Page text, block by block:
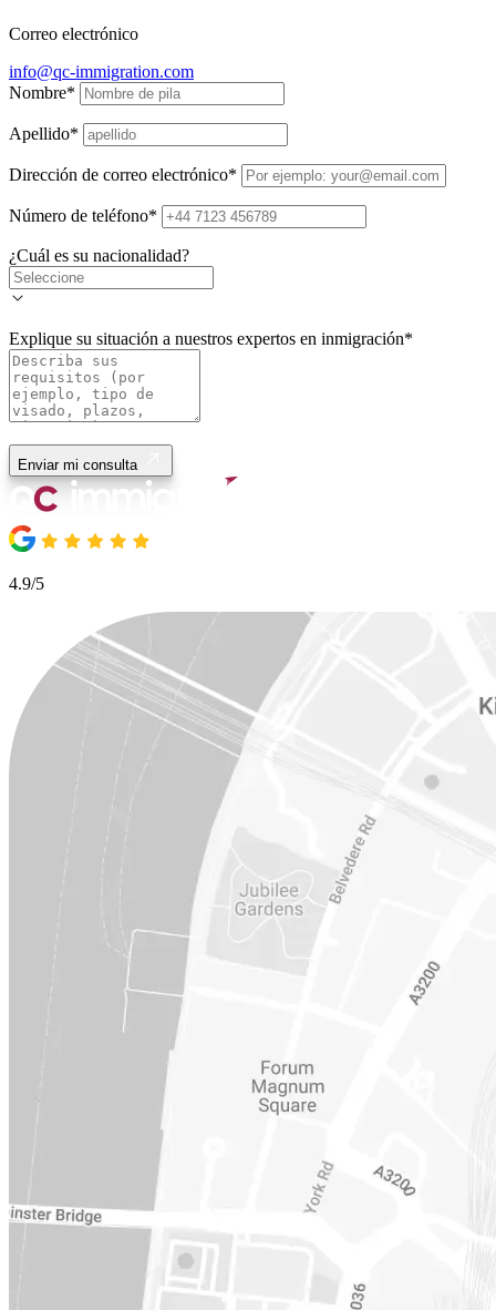
Correo electrónico
info@qc-immigration.com
Nombre*
Apellido*
Dirección de correo electrónico*
Número de teléfono*
¿Cuál es su nacionalidad?
Explique su situación a nuestros expertos en inmigración*
Enviar mi consulta
4.9/5